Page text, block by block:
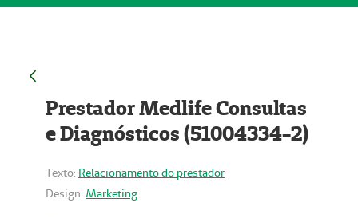
Prestador Medlife Consultas
e Diagnósticos (51004334-2)
Texto: Relacionamento do prestador
Design: Marketing